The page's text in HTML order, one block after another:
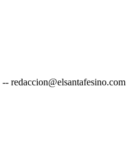
-- redaccion@elsantafesino.com